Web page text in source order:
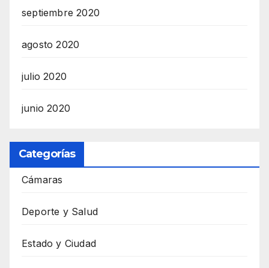
septiembre 2020
agosto 2020
julio 2020
junio 2020
Categorías
Cámaras
Deporte y Salud
Estado y Ciudad